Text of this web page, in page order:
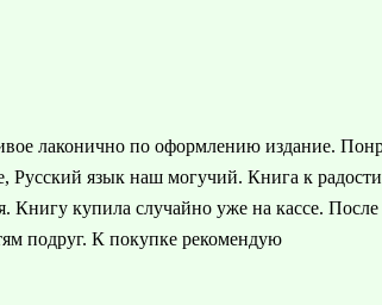
лаконично по оформлению издание.
Русский язык наш могучий. Книга к
Книгу купила случайно уже на кассе.
подруг. К покупке рекомендую